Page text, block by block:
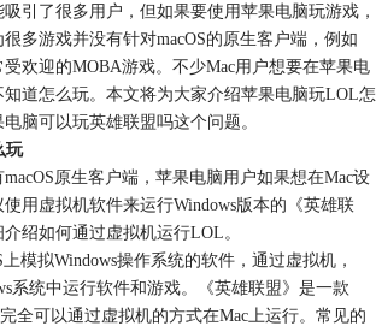
引了很多用户，但如果要使用苹果电脑玩游戏，
多游戏并没有针对macOS的原生客户端，例如
受欢迎的MOBA游戏。不少Mac用户想要在苹果电
道怎么玩。本文将为大家介绍苹果电脑玩LOL怎
脑可以玩英雄联盟吗这个问题。
玩
原生客户端，苹果电脑用户如果想在Mac设
用虚拟机软件来运行Windows版本的《英雄联
绍如何通过虚拟机运行LOL。
模拟Windows操作系统的软件，通过虚拟机，
系统中运行软件和游戏。《英雄联盟》是一款
全可以通过虚拟机的方式在Mac上运行。常见的